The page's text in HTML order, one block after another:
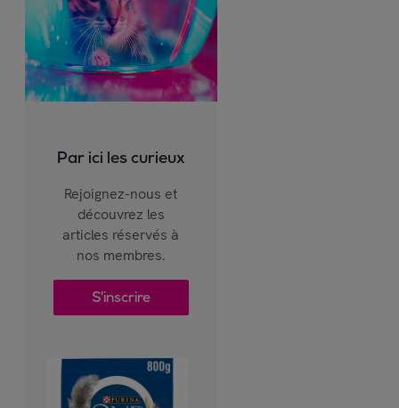
Par ici les curieux
Rejoignez-nous et
découvrez les
articles réservés à
nos membres.
S'inscrire